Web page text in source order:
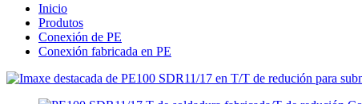
Inicio
Produtos
Conexión de PE
Conexión fabricada en PE